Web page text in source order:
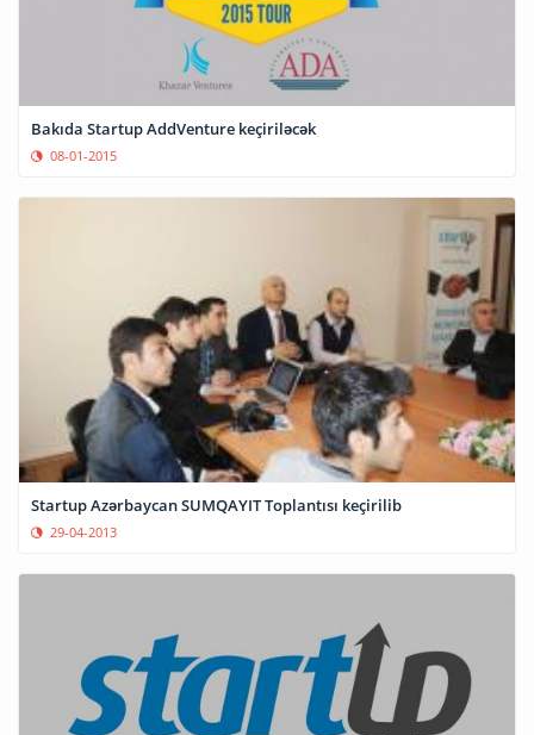
Bakıda Startup AddVenture keçiriləcək
08-01-2015
Startup Azərbaycan SUMQAYIT Toplantısı keçirilib
29-04-2013